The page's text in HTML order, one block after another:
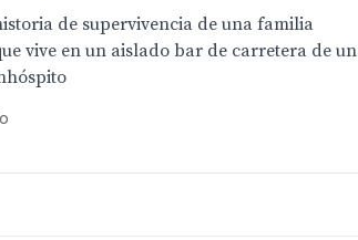
de supervivencia de una familia
vive en un aislado bar de carretera de un